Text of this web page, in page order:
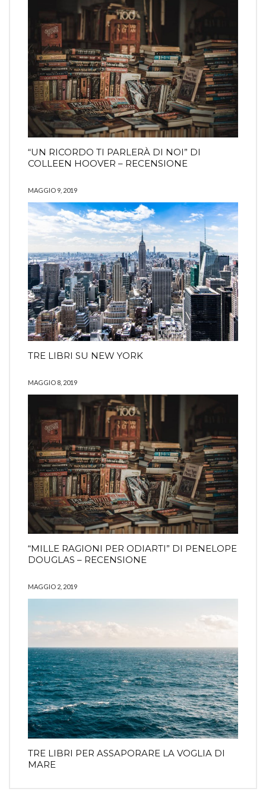
“UN RICORDO TI PARLERÀ DI NOI” DI
COLLEEN HOOVER – RECENSIONE
MAGGIO 9, 2019
TRE LIBRI SU NEW YORK
MAGGIO 8, 2019
“MILLE RAGIONI PER ODIARTI” DI PENELOPE
DOUGLAS – RECENSIONE
MAGGIO 2, 2019
TRE LIBRI PER ASSAPORARE LA VOGLIA DI
MARE